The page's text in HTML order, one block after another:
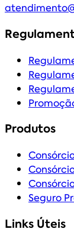
Produtos
Seguro
Links Úteis